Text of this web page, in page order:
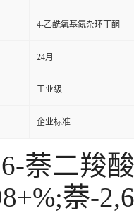
4-乙酰氧基氮杂环丁酮
24月
工业级
企业标准
萘二羧
萘-